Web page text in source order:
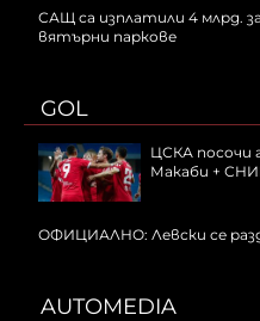
САЩ са изплатили 4 млрд.
вятърни паркове
GOL
ЦСКА посочи
Макаби +
ОФИЦИАЛНО: Левски се
AUTOMEDIA